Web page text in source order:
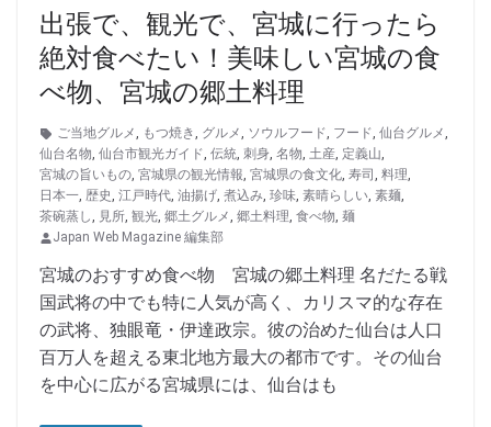
出張で、観光で、宮城に行ったら
絶対食べたい！美味しい宮城の食
べ物、宮城の郷土料理
ご当地グルメ, もつ焼き, グルメ, ソウルフード, フード, 仙台グルメ,
仙台名物, 仙台市観光ガイド, 伝統, 刺身, 名物, 土産, 定義山,
宮城の旨いもの, 宮城県の観光情報, 宮城県の食文化, 寿司 , 料理,
日本一, 歴史, 江戸時代, 油揚げ, 煮込み, 珍味, 素晴らしい, 素麺,
茶碗蒸し, 見所, 観光, 郷土グルメ, 郷土料理, 食べ物, 麺
Japan Web Magazine 編集部
宮城のおすすめ食べ物 宮城の郷土料理 名だたる戦
国武将の中でも特に人気が高く、カリスマ的な存在
の武将、独眼竜・伊達政宗。彼の治めた仙台は人口
百万人を超える東北地方最大の都市です。その仙台
を中心に広がる宮城県には、仙台はも